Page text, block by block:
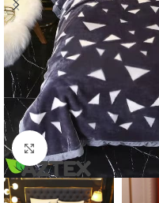
Click to enlarge